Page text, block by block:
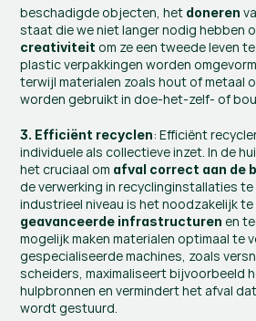
beschadigde objecten, het doneren
creativiteit om ze een tweede leven
plastic verpakkingen worden
terwijl materialen zoals hout of metaal
worden gebruikt in doe-het-zelf- of
3. Efficiënt recyclen: Efficiënt
individuele als collectieve inzet. In de
het cruciaal om afval correct aan de
de verwerking in recyclinginstallaties te
geavanceerde infrastructuren en
mogelijk maken materialen optimaal te
gespecialiseerde machines, zoals
scheiders, maximaliseert bijvoorbeeld
hulpbronnen en vermindert het afval
wordt gestuurd.